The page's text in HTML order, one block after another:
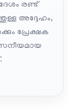
രണ്ട്
അദ്ദേഹം,
പ്രേക്ഷക